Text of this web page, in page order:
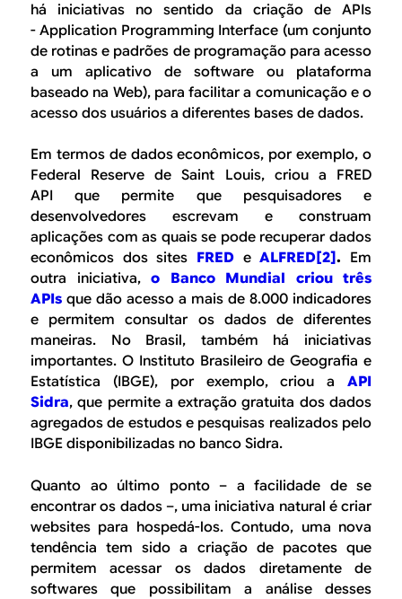
há iniciativas no sentido da criação de APIs
-Application Programming Interface (um conjunto
de rotinas e padrões de programação para acesso
a um aplicativo de software ou plataforma
baseado na Web), para facilitar a comunicação e o
acesso dos usuários a diferentes bases de dados.
Em termos de dados econômicos, por exemplo, o
Federal Reserve de Saint Louis, criou a FRED
API que permite que pesquisadores e
desenvolvedores escrevam e construam
aplicações com as quais se pode recuperar dados
econômicos dos sites FRED eALFRED [2]. Em
outra iniciativa, o Banco Mundial criou três
APIs que dão acesso a mais de 8.000 indicadores
e permitem consultar os dados de diferentes
maneiras. No Brasil, também há iniciativas
importantes. O Instituto Brasileiro de Geografia e
Estatística (IBGE), por exemplo, criou a API
Sidra, que permite a extração gratuita dos dados
agregados de estudos e pesquisas realizados pelo
IBGE disponibilizadas no banco Sidra.
Quanto ao último ponto – a facilidade de se
encontrar os dados –, uma iniciativa natural é criar
websites para hospedá-los. Contudo, uma nova
tendência tem sido a criação de pacotes que
permitem acessar os dados diretamente de
softwares que possibilitam a análise desses